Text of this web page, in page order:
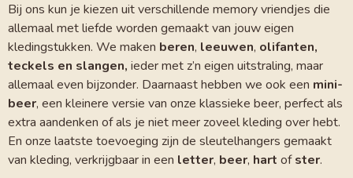
Bij ons kun je kiezen uit verschillende memory vriendjes die
allemaal met liefde worden gemaakt van jouw eigen
kledingstukken. We maken beren, leeuwen, olifanten,
teckels en slangen, ieder met z’n eigen uitstraling, maar
allemaal even bijzonder. Daarnaast hebben we ook een mini-
beer, een kleinere versie van onze klassieke beer, perfect als
extra aandenken of als je niet meer zoveel kleding over hebt.
En onze laatste toevoeging zijn de sleutelhangers gemaakt
van kleding, verkrijgbaar in een letter, beer, hart ofster.